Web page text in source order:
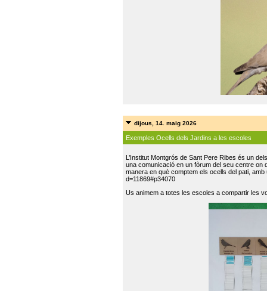
dijous, 14. maig 2026
Exemples Ocells dels Jardins a les escoles
L’Institut Montgrós de Sant Pere Ribes és un
una comunicació en un fòrum del seu centre on
manera en què comptem els ocells del pati,
d=11869#p34070
Us animem a totes les escoles a compartir les